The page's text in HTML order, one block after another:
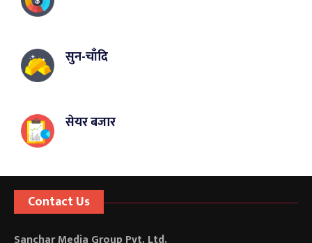
सुन-चाँदि
सेयर बजार
Contact Us